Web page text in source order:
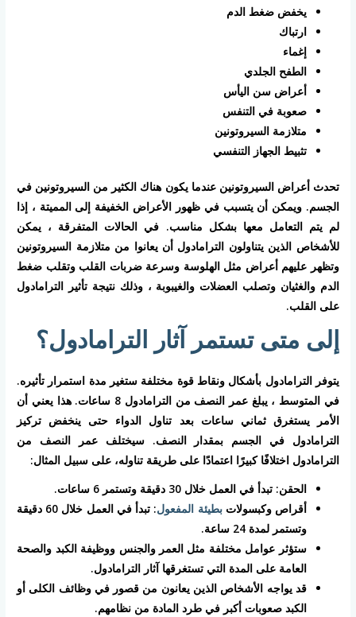
يخفض ضغط الدم
ارتباك
إغماء
الطفح الجلدي
أعراض سن اليأس
صعوبة في التنفس
متلازمة السيروتونين
تثبيط الجهاز التنفسي
تحدث أعراض السيروتونين عندما يكون هناك الكثير من السيروتونين في
الجسم. ويمكن أن يتسبب في ظهور الأعراض الخفيفة إلى المميتة ، إذا
لم يتم التعامل معها بشكل مناسب. في الحالات المتفرقة ، يمكن
للأشخاص الذين يتناولون الترامادول أن يعانوا من متلازمة السيروتونين
وتظهر عليهم أعراض مثل الهلوسة وسرعة ضربات القلب وتقلب ضغط
الدم والغثيان وتصلب العضلات والغيبوبة ، وذلك نتيجة تأثير الترامادول
على القلب.
إلى متى تستمر آثار الترامادول؟
يتوفر الترامادول بأشكال ونقاط قوة مختلفة ستغير مدة استمرار تأثيره.
في المتوسط ، يبلغ عمر النصف من الترامادول 8 ساعات. هذا يعني أن
الأمر يستغرق ثماني ساعات بعد تناول الدواء حتى ينخفض تركيز
الترامادول في الجسم بمقدار النصف. سيختلف عمر النصف من
الترامادول اختلافًا كبيرًا اعتمادًا على طريقة تناوله، على سبيل المثال:
الحقن: تبدأ في العمل خلال 30 دقيقة وتستمر 6 ساعات.
أقراص وكبسولاتبطيئة المفعول
: تبدأ في العمل خلال 60 دقيقة
وتستمر لمدة 24 ساعة.
ستؤثر عوامل مختلفة مثل العمر والجنس ووظيفة الكبد والصحة
العامة على المدة التي تستغرقها آثار الترامادول.
قد يواجه الأشخاص الذين يعانون من قصور في وظائف الكلى أو
الكبد صعوبات أكبر في طرد المادة من نظامهم.